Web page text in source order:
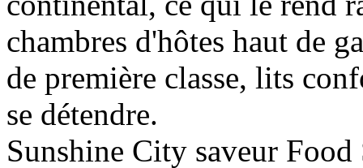
chambres d'hôtes haut de
de première classe, lits
se détendre.
Sunshine City saveur